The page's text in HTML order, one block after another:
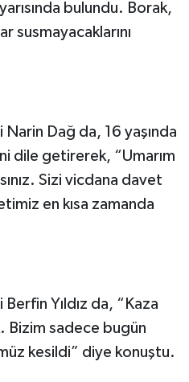
bulundu. Borak,
susmayacaklarını
Dağ da, 16 yaşında
dile getirerek, “Umarım
Sizi vicdana davet
en kısa zamanda
Yıldız da, “Kaza
Bizim sadece bugün
kesildi” diye konuştu.